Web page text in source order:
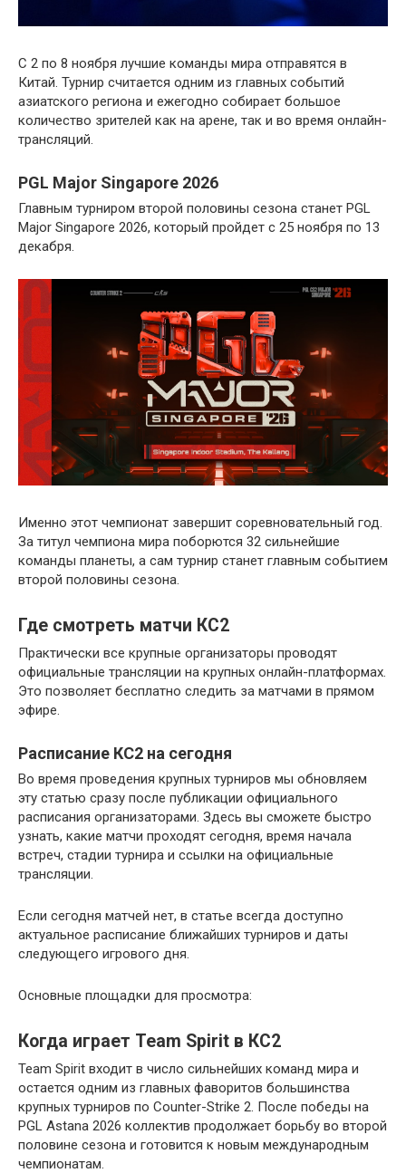
С 2 по 8 ноября лучшие команды мира отправятся в
Китай. Турнир считается одним из главных событий
азиатского региона и ежегодно собирает большое
количество зрителей как на арене, так и во время онлайн-
трансляций.
PGL Major Singapore 2026
Главным турниром второй половины сезона станет PGL
Major Singapore 2026, который пройдет с 25 ноября по 13
декабря.
Именно этот чемпионат завершит соревновательный год.
За титул чемпиона мира поборются 32 сильнейшие
команды планеты, а сам турнир станет главным событием
второй половины сезона.
Где смотреть матчи КС2
Практически все крупные организаторы проводят
официальные трансляции на крупных онлайн-платформах.
Это позволяет бесплатно следить за матчами в прямом
эфире.
Расписание КС2 на сегодня
Во время проведения крупных турниров мы обновляем
эту статью сразу после публикации официального
расписания организаторами. Здесь вы сможете быстро
узнать, какие матчи проходят сегодня, время начала
встреч, стадии турнира и ссылки на официальные
трансляции.
Если сегодня матчей нет, в статье всегда доступно
актуальное расписание ближайших турниров и даты
следующего игрового дня.
Основные площадки для просмотра:
Когда играет Team Spirit в КС2
Team Spirit входит в число сильнейших команд мира и
остается одним из главных фаворитов большинства
крупных турниров по Counter-Strike 2. После победы на
PGL Astana 2026 коллектив продолжает борьбу во второй
половине сезона и готовится к новым международным
чемпионатам.